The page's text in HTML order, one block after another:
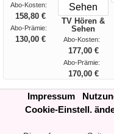
Abo-Kosten:
158,80 €
Abo-Prämie:
130,00 €
TV Hören &
Sehen
Abo-Kosten:
177,00 €
Abo-Prämie:
170,00 €
Impressum
Cookie-Einstell.